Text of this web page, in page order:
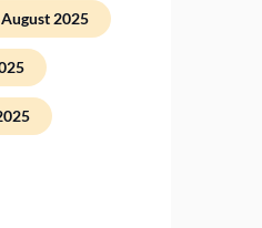
August 2025